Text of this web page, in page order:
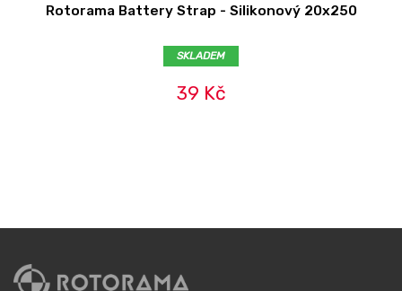
Rotorama Battery Strap - Silikonový 20x250
SKLADEM
39 Kč